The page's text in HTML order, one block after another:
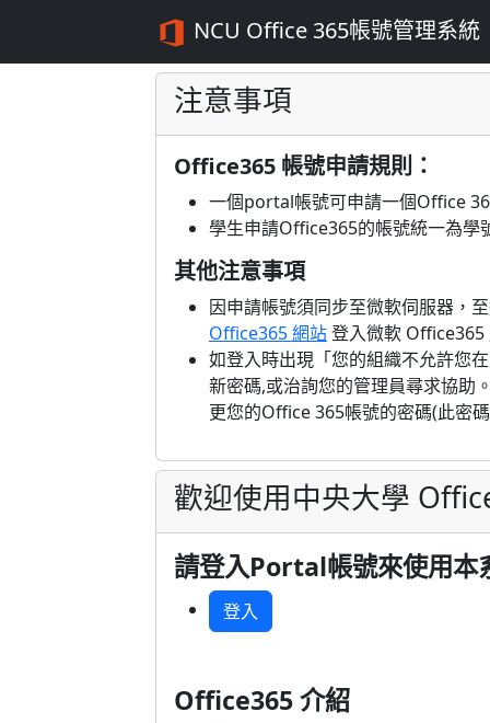
NCU Office 365帳號管理系統
注意事項
Office365 帳號申請規則：
一個portal帳號可申請一個Office
學生申請Office365的帳號統一為學
其他注意事項
因申請帳號須同步至微軟伺服器，
Office365 網站登入微軟 Office365
如登入時出現「您的組織不允許您
新密碼,或治詢您的管理員尋求協助
更您的Office 365帳號的密碼(此密
歡迎使用中央大學
請登入Portal帳號來使用本
登入
Office365 介紹